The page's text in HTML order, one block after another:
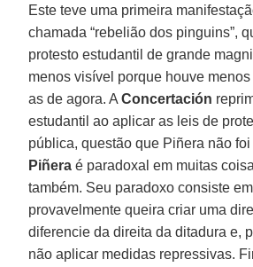
Este teve uma primeira
chamada “rebelião dos pinguins”,
protesto estudantil de grande
menos visível porque houve
as de agora. AConcertación
estudantil ao aplicar as leis de
pública, questão que Piñera não foi
Piñeraé paradoxal em muitas
também. Seu paradoxo consiste
provavelmente queira criar uma
diferencie da direita da ditadura e,
não aplicar medidas repressivas.